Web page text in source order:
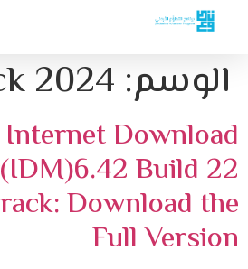
الوسم: 2024
Internet Download
Build 22
Download the
Full Version